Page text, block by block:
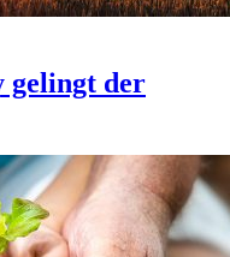
gelingt der